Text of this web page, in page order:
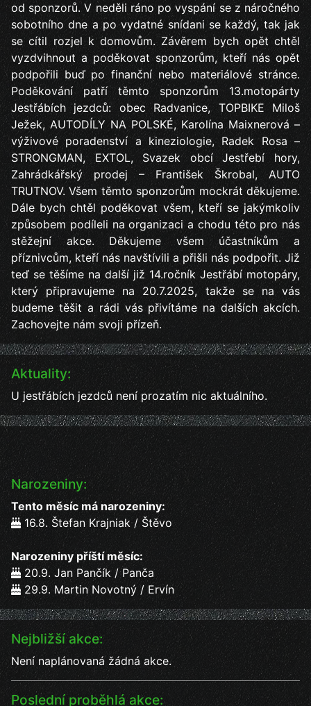
Aktuality:
U jestřábích jezdců není prozatím nic aktuálního.
od sponzorů. V neděli ráno po vyspání se z náročného
sobotního dne a po vydatné snídani se každý, tak jak
se cítil rozjel k domovům. Závěrem bych opět chtěl
vyzdvihnout a poděkovat sponzorům, kteří nás opět
podpořili buď po finanční nebo materiálové stránce.
Poděkování patří těmto sponzorům 13.motopárty
Jestřábích jezdců: obec Radvanice, TOPBIKE Miloš
Ježek, AUTODÍLY NA POLSKÉ, Karolína Maixnerová –
výživové poradenství a kineziologie, Radek Rosa –
STRONGMAN, EXTOL, Svazek obcí Jestřebí hory,
Zahrádkářský prodej – František Škrobal, AUTO
TRUTNOV. Všem těmto sponzorům mockrát děkujeme.
Dále bych chtěl poděkovat všem, kteří se jakýmkoliv
způsobem podíleli na organizaci a chodu této pro nás
stěžejní akce. Děkujeme všem účastníkům a
příznivcům, kteří nás navštívili a přišli nás podpořit. Již
teď se těšíme na další již 14.ročník Jestřábí motopáry,
který připravujeme na 20.7.2025, takže se na vás
budeme těšit a rádi vás přivítáme na dalších akcích.
Zachovejte nám svoji přízeň.
Narozeniny:
Tento měsíc má narozeniny:
16.8. Štefan Krajniak / Štěvo
Narozeniny příští měsíc:
20.9. Jan Pančík / Panča
29.9. Martin Novotný / Ervín
Nejbližší akce:
Není naplánovaná žádná akce.
Poslední proběhlá akce: